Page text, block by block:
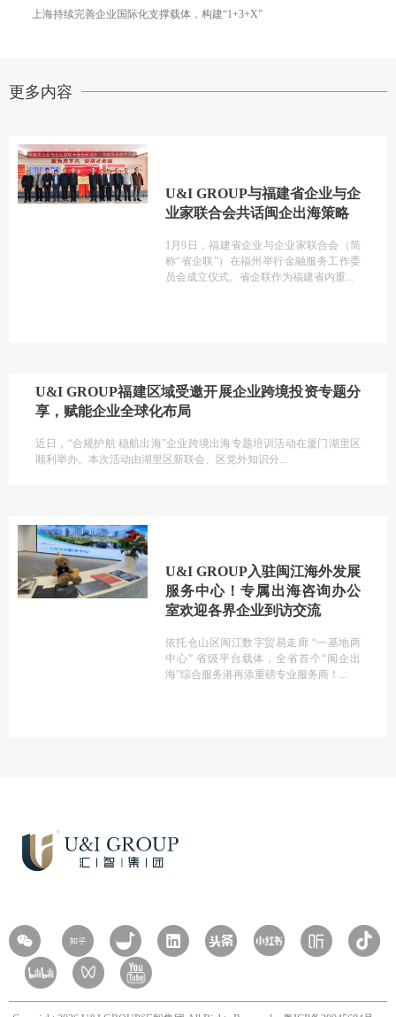
上海持续完善企业国际化支撑载体，构建“1+3+X”
更多内容
U&I GROUP与福建省企业与企
业家联合会共话闽企出海策略
1月9日，福建省企业与企业家联合会（简
称“省企联”）在福州举行金融服务工作委
员会成立仪式。省企联作为福建省内重
U&I GROUP福建区域受邀开展企业跨境投资专题分
享，赋能企业全球化布局
近日，“合规护航 稳航出海”企业跨境出海专题培训活动在厦门湖里区
顺利举办。本次活动由湖里区新联会、区党外知识分
U&I GROUP入驻闽江海外发展
服务中心！专属出海咨询办公
室欢迎各界企业到访交流
依托仓山区闽江数字贸易走廊 “一基地两
中心” 省级平台载体，全省首个“闽企出
海”综合服务港再添重磅专业服务商！